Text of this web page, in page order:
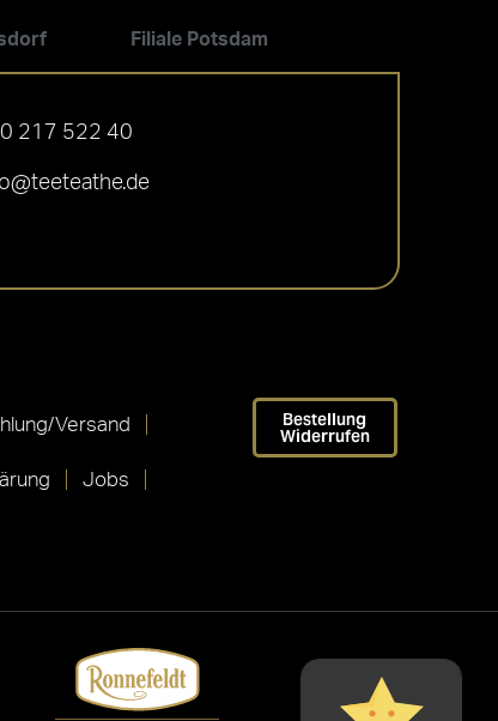
Filiale Potsdam
217 522 40
Versand
Jobs
Bestellung
Widerrufen